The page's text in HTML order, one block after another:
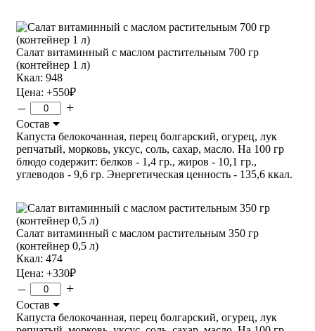
Салат витаминный с маслом растительным 700 гр
(контейнер 1 л)
Ккал: 948
Цена: +550₽
– +
Состав
Капуста белокочанная, перец болгарский, огурец, лук
репчатый, морковь, уксус, соль, сахар, масло. На 100 гр
блюдо содержит: белков - 1,4 гр., жиров - 10,1 гр.,
углеводов - 9,6 гр. Энергетическая ценность - 135,6 ккал.
Салат витаминный с маслом растительным 350 гр
(контейнер 0,5 л)
Ккал: 474
Цена: +330₽
– +
Состав
Капуста белокочанная, перец болгарский, огурец, лук